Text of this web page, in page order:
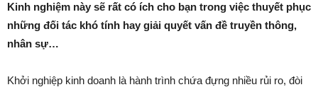
Kinh nghiệm này sẽ rất có ích cho bạn trong việc thuyết phục
những đối tác khó tính hay giải quyết vấn đề truyền thông,
nhân sự…
Khởi nghiệp kinh doanh là hành trình chứa đựng nhiều rủi ro, đòi